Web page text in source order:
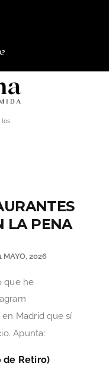
los
LA PENA
MAYO, 2026
que he
en Madrid que sí
Apunta:
de Retiro)